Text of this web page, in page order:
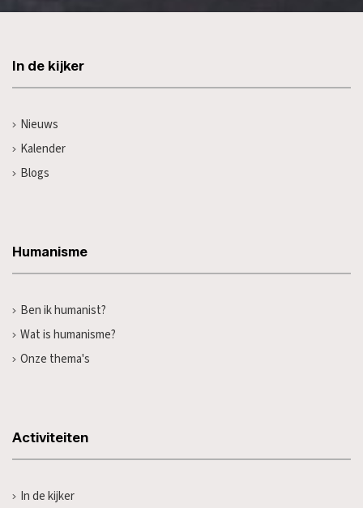
In de kijker
Nieuws
Kalender
Blogs
Humanisme
Ben ik humanist?
Wat is humanisme?
Onze thema's
Activiteiten
In de kijker